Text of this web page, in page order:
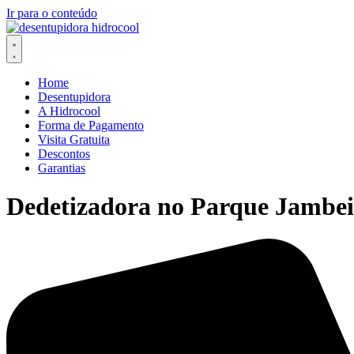
Ir para o conteúdo
Home
Desentupidora
A Hidrocool
Forma de Pagamento
Visita Gratuita
Descontos
Garantias
Dedetizadora no Parque